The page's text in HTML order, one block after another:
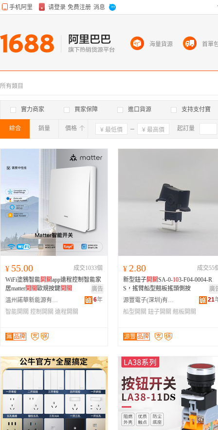
所有類目
實力商家 買家保障 進口貨源 支持支付寶
綜合 銷量 價格 確定 起訂量
¥ 55.00
成交1033個
WiFi塗鴉智能開關app遠程控制智能家
居matter開關 歐規按鍵開關
廣告
溫州諾華新能源有限公司
6年
智能開關 控制開關 遠程開關
無 品牌
¥ 2.80
成交55
新型鈕子開關SA-0-103-F04-0004-R
S，搖臂船型翹板搖頭側按
廣
源豐電子(深圳)有限公司
21
船型開關 鈕子開關 翹板開關
源豐 品牌
海量貨源 首單